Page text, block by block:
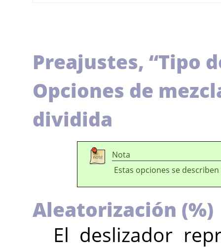
Preajustes, “Tipo
Opciones de
dividida
Nota
Estas opciones se
Aleatorización (%)
El deslizador